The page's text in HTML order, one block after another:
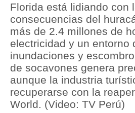
Opinión
Editorial
Pregunta de hoy
Blogs
Tendencias
Florida está lidiando con
consecuencias del
más de 2.4 millones de
electricidad y un entorno
inundaciones y
de socavones genera
aunque la industria
recuperarse con la
World. (Video: TV Perú)